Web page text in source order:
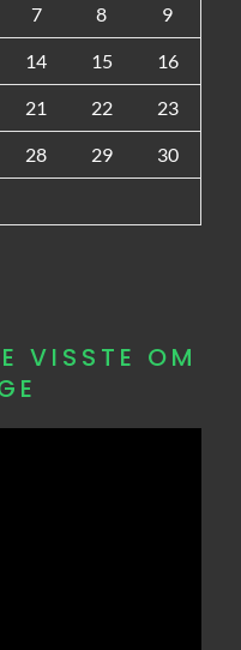
7 8 9
14 15 16
21 22 23
28 29 30
VISSTE OM